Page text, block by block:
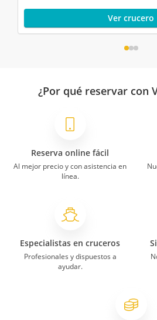
Ver crucero
¿Por qué reservar con
Reserva online fácil
Al mejor precio y con asistencia en
línea.
Especialistas en cruceros
Profesionales y dispuestos a
ayudar.